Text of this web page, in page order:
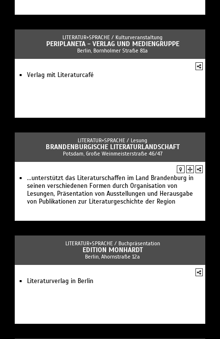
LITERATUR+SPRACHE / Kulturveranstaltung
PERIPLANETA - VERLAG UND MEDIENGRUPPE
Berlin, Bornholmer Straße 81a
Verlag mit Literaturcafé
LITERATUR+SPRACHE / Lesung
BRANDENBURGISCHE LITERATURLANDSCHAFT
Potsdam, Große Weinmeisterstraße 46/47
...unterstützt das Literaturschaffen im Land Brandenburg in
seinen verschiedenen Formen durch Organisation von
Lesungen, Präsentation von Ausstellungen und Herausgabe
von Publikationen zur Literaturgeschichte der Region
LITERATUR+SPRACHE / Buchpräsentation
EDITION MONHARDT
Berlin, Ahornstraße 12a
Literaturverlag in Berlin